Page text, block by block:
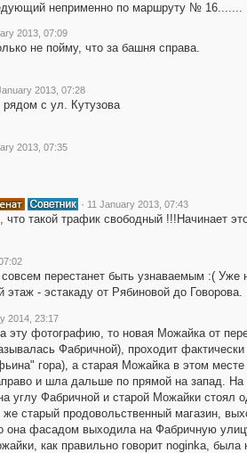
неприменно по маршруту № 16.......
2013, 07:09
не пойму, что за башня справа.
2013, 07:28
рядом с ул. Кутузова
2013, 07:35
· 11 January 2013, 07:43
что такой трафик свободный !!!Начинает
совсем перестанет быть узнаваемым :(
этаж - эстакаду от Рябиновой до Говорова.
2014, 23:17
эту фотографию, то новая Можайка от
Фабричной), проходит
гора), а старая Можайка в этом
и шла дальше по прямой на запад. На
углу Фабричной и старой Можайки стоял
же старый продовольственный магазин,
она фасадом выходила на Фабричную
как правильно говорит noginka,